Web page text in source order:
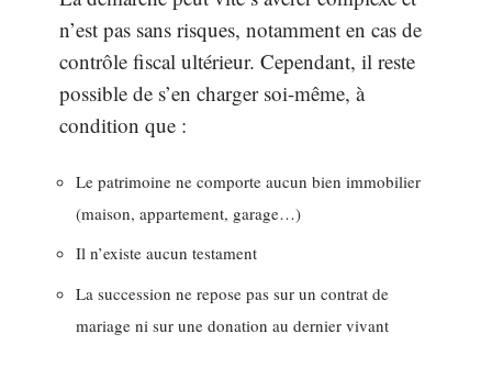
n’est pas sans risques, notamment en cas de
contrôle fiscal ultérieur. Cependant, il reste
possible de s’en charger soi-même, à
condition que :
Le patrimoine ne comporte aucun bien immobilier
(maison, appartement, garage…)
Il n’existe aucun testament
La succession ne repose pas sur un contrat de
mariage ni sur une donation au dernier vivant